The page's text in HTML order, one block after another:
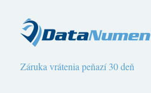
Záruka vrátenia peňazí 30 deň